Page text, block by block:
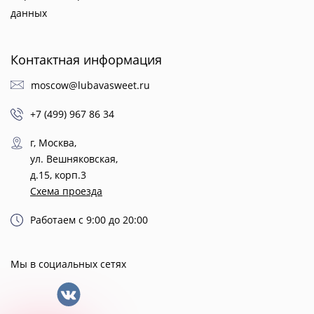
данных
Контактная информация
moscow@lubavasweet.ru
+7 (499) 967 86 34
г, Москва,
ул. Вешняковская,
д.15, корп.3
Схема проезда
Работаем с 9:00 до 20:00
Мы в социальных сетях